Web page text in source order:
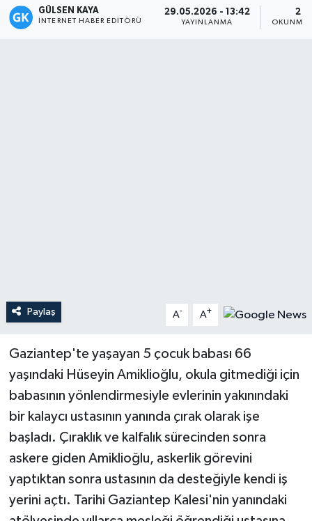
GÜLSEN KAYA
İNTERNET HABER EDITÖRÜ
29.05.2026 - 13:42
YAYINLANMA
2
OKUNMA
Paylaş A- A+
Gaziantep'te yaşayan 5 çocuk babası 66
yaşındaki Hüseyin Amiklioğlu, okula gitmediği için
babasının yönlendirmesiyle evlerinin yakınındaki
bir kalaycı ustasının yanında çırak olarak işe
başladı. Çıraklık ve kalfalık sürecinden sonra
askere giden Amiklioğlu, askerlik görevini
yaptıktan sonra ustasının da desteğiyle kendi iş
yerini açtı. Tarihi Gaziantep Kalesi'nin yanındaki
Mersin